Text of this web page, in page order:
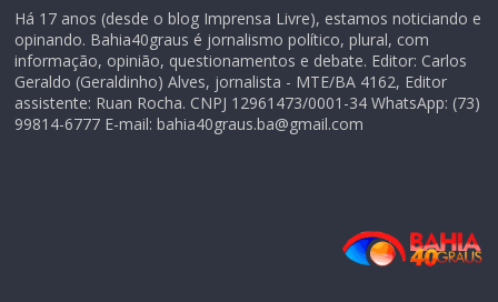
Há 17 anos (desde o blog Imprensa Livre), estamos noticiando e
opinando. Bahia40graus é jornalismo político, plural, com
informação, opinião, questionamentos e debate. Editor: Carlos
Geraldo (Geraldinho) Alves, jornalista - MTE/BA 4162, Editor
assistente: Ruan Rocha. CNPJ 12961473/0001-34 WhatsApp: (73)
99814-6777 E-mail: bahia40graus.ba@gmail.com